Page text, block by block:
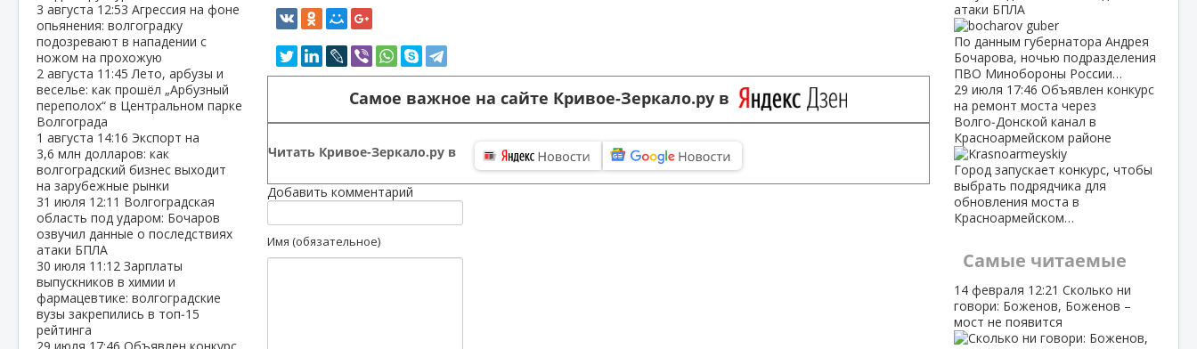
3 августа 12:53 Агрессия на фоне
опьянения: волгоградку
подозревают в нападении с
ножом на прохожую
2 августа 11:45Лето, арбузы и
веселье: как прошёл „Арбузный
переполох“ в Центральном парке
Волгограда
1 августа 14:16 Экспорт на
3,6 млн долларов: как
волгоградский бизнес выходит
на зарубежные рынки
31 июля 12:11 Волгоградская
область под ударом: Бочаров
озвучил данные о последствиях
атаки БПЛА
30 июля 11:12 Зарплаты
выпускников в химии и
фармацевтике: волгоградские
вузы закрепились в топ‑15
рейтинга
Самое важное на сайте Кривое-Зеркало.ру в
Читать Кривое-Зеркало.ру в
Добавить комментарий
Имя (обязательное)
атаки БПЛА
По данным губернатора Андрея
Бочарова, ночью подразделения
ПВО Минобороны России…
29 июля 17:46 Объявлен конкурс
на ремонт моста через
Волго‑Донской канал в
Красноармейском районе
Город запускает конкурс, чтобы
выбрать подрядчика для
обновления моста в
Красноармейском…
Самые читаемые
14 февраля 12:21 Сколько ни
говори: Боженов, Боженов –
мост не появится